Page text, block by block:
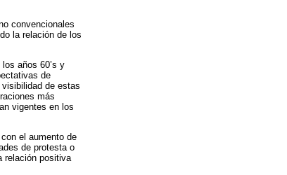
convencionales
la relación de los
años 60’s y
de
de estas
más
vigentes en los
el aumento de
de protesta o
relación positiva